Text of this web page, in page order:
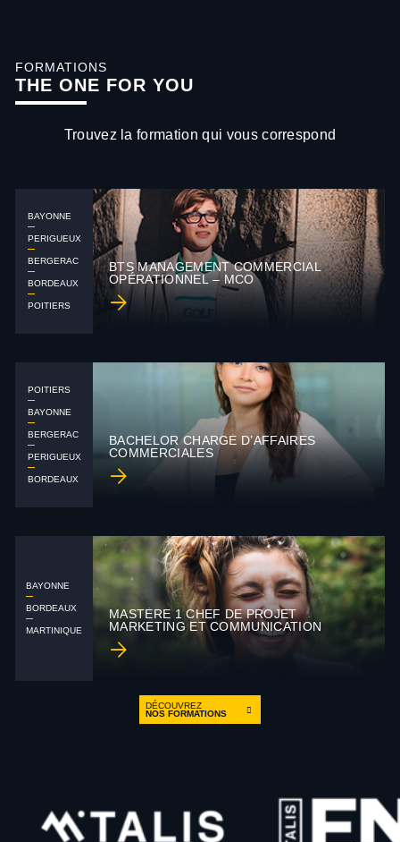
FORMATIONS
THE ONE FOR YOU
Trouvez la formation qui vous correspond
BTS MANAGEMENT COMMERCIAL
OPÉRATIONNEL – MCO
BAYONNE
PERIGUEUX
BERGERAC
BORDEAUX
POITIERS
BACHELOR CHARGÉ D’AFFAIRES
COMMERCIALES
POITIERS
BAYONNE
BERGERAC
PERIGUEUX
BORDEAUX
MASTÈRE 1 CHEF DE PROJET
MARKETING ET COMMUNICATION
BAYONNE
BORDEAUX
MARTINIQUE
DÉCOUVREZ
NOS FORMATIONS